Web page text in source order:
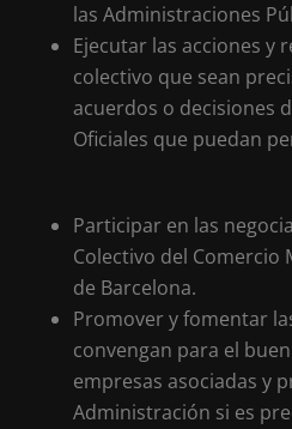
las Administraciones
Ejecutar las acciones y
colectivo que sean
acuerdos o decisiones
Oficiales que puedan
Participar en las
Colectivo del Comercio
de Barcelona.
Promover y fomentar
convengan para el
empresas asociadas y
Administración si es